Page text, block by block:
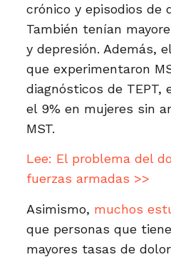
crónico y episodios de
También tenían
y depresión. Además,
que experimentaron
diagnósticos de TEPT,
el 9% en mujeres sin
MST.
Lee: El problema del
fuerzas armadas >>
Asimismo, muchos
que personas que
mayores tasas de